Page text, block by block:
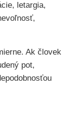
letargia,
Ak človek
pot,